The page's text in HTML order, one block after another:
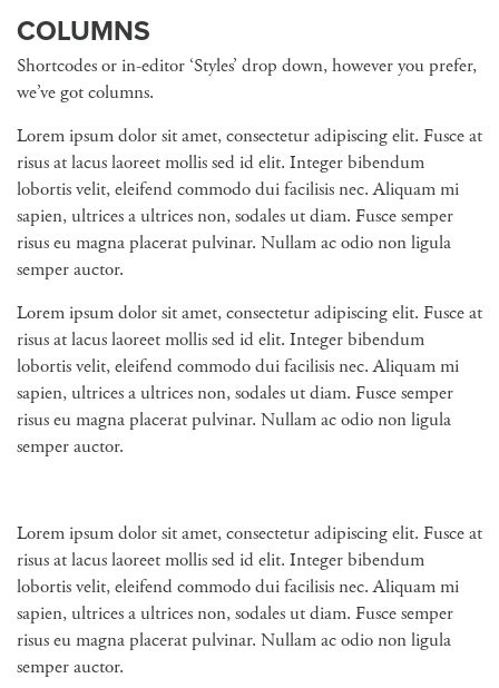
COLUMNS
Shortcodes or in-editor ‘Styles’ drop down, however you prefer,
we’ve got columns.
Lorem ipsum dolor sit amet, consectetur adipiscing elit. Fusce at
risus at lacus laoreet mollis sed id elit. Integer bibendum
lobortis velit, eleifend commodo dui facilisis nec. Aliquam mi
sapien, ultrices a ultrices non, sodales ut diam. Fusce semper
risus eu magna placerat pulvinar. Nullam ac odio non ligula
semper auctor.
Lorem ipsum dolor sit amet, consectetur adipiscing elit. Fusce at
risus at lacus laoreet mollis sed id elit. Integer bibendum
lobortis velit, eleifend commodo dui facilisis nec. Aliquam mi
sapien, ultrices a ultrices non, sodales ut diam. Fusce semper
risus eu magna placerat pulvinar. Nullam ac odio non ligula
semper auctor.
Lorem ipsum dolor sit amet, consectetur adipiscing elit. Fusce at
risus at lacus laoreet mollis sed id elit. Integer bibendum
lobortis velit, eleifend commodo dui facilisis nec. Aliquam mi
sapien, ultrices a ultrices non, sodales ut diam. Fusce semper
risus eu magna placerat pulvinar. Nullam ac odio non ligula
semper auctor.